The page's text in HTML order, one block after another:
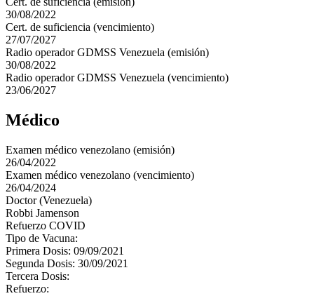
30/08/2022
Cert. de suficiencia (vencimiento)
27/07/2027
Radio operador GDMSS Venezuela (emisión)
30/08/2022
Radio operador GDMSS Venezuela (vencimiento)
23/06/2027
Médico
Examen médico venezolano (emisión)
26/04/2022
Examen médico venezolano (vencimiento)
26/04/2024
Doctor (Venezuela)
Robbi Jamenson
Refuerzo COVID
Tipo de Vacuna:
Primera Dosis: 09/09/2021
Segunda Dosis: 30/09/2021
Tercera Dosis:
Refuerzo: